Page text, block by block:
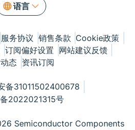
语言
服务协议 销售条款 Cookie政策
订阅偏好设置 网站建议反馈
态 资讯订阅
备31011502400678
2022021315号
Semiconductor Components